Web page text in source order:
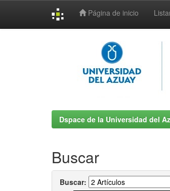
Página de inicio
Dspace de la Universidad del
Buscar
Buscar: